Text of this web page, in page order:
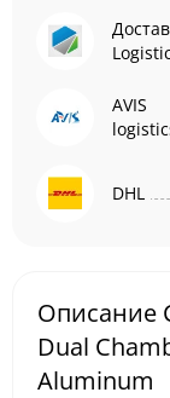
AVIS
DHL
Описание
Dual
Aluminum